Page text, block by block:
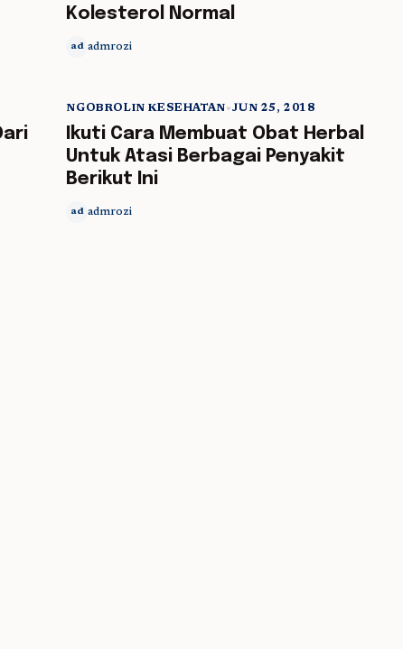
Kolesterol Normal
ad admrozi
5 min read
NGOBROLIN KESEHATAN•JUN 25, 2018
Ikuti Cara Membuat Obat Herbal
Untuk Atasi Berbagai Penyakit
Berikut Ini
ad admrozi